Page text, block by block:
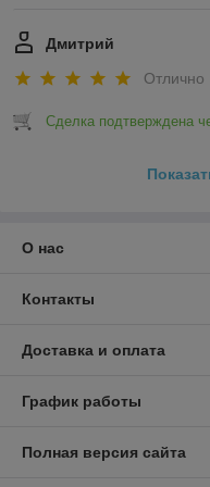
помогает сократить
Дополнительно
аварийного питания,
после отключения
можно с доставкой по
Наши специалисты
Дмитрий
Отлично
Сделка подтверждена
О нас
Контакты
Доставка и оплата
График работы
Полная версия сайта